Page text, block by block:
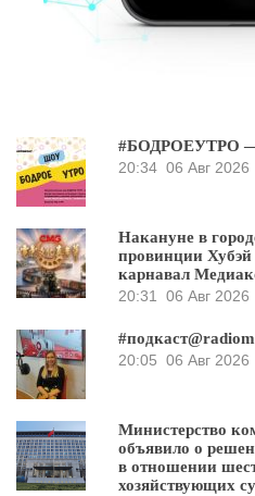
#БОДРОЕУТРО
20:34 06 Авг 2026
Накануне в
провинции
карнавал
20:31
06 Авг 2026
20:05 06 Авг 2026
Министерство
объявило о
в отношении
хозяйствующих